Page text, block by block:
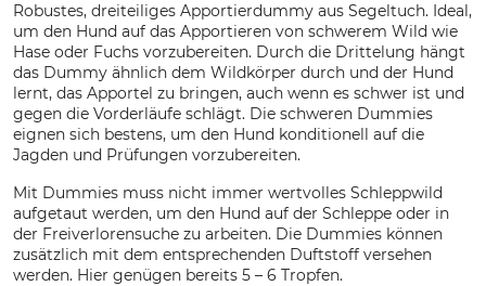
Robustes, dreiteiliges Apportierdummy aus Segeltuch. Ideal,
um den Hund auf das Apportieren von schwerem Wild wie
Hase oder Fuchs vorzubereiten. Durch die Drittelung hängt
das Dummy ähnlich dem Wildkörper durch und der Hund
lernt, das Apportel zu bringen, auch wenn es schwer ist und
gegen die Vorderläufe schlägt. Die schweren Dummies
eignen sich bestens, um den Hund konditionell auf die
Jagden und Prüfungen vorzubereiten.
Mit Dummies muss nicht immer wertvolles Schleppwild
aufgetaut werden, um den Hund auf der Schleppe oder in
der Freiverlorensuche zu arbeiten. Die Dummies können
zusätzlich mit dem entsprechenden Duftstoff versehen
werden. Hier genügen bereits 5 – 6 Tropfen.